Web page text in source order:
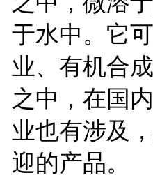
于水中。它
业、有机合
之中，在国
业也有涉及
迎的产品。